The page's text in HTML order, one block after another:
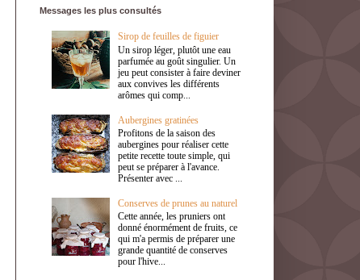
Messages les plus consultés
Sirop de feuilles de figuier
Un sirop léger, plutôt une eau
parfumée au goût singulier. Un
jeu peut consister à faire deviner
aux convives les différents
arômes qui comp...
Aubergines gratinées
Profitons de la saison des
aubergines pour réaliser cette
petite recette toute simple, qui
peut se préparer à l'avance.
Présenter avec ...
Conserves de prunes au naturel
Cette année, les pruniers ont
donné énormément de fruits, ce
qui m'a permis de préparer une
grande quantité de conserves
pour l'hive...